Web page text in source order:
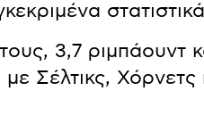
3,7 ριμπάουντ
Σέλτικς, Χόρνετς